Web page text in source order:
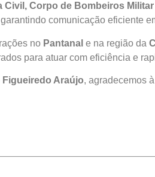
Civil, Corpo de Bombeiros
comunicação eficiente
no Pantanal e na região da
para atuar com eficiência e
Araújo, agradecemos